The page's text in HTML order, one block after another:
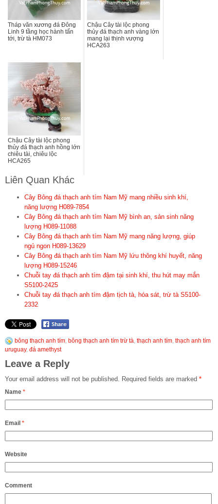
Tháp văn xương đá Đông
Linh 9 tầng học hành tấn
tới, trừ tà HM073
Chậu Cây tài lộc phong
thủy đá thạch anh vàng lớn
mang lại thịnh vượng
HCA263
Chậu Cây tài lộc phong
thủy đá thạch anh hồng lớn
chiêu tài, chiêu lộc
HCA265
Liên Quan Khác
Cây Bông đá thạch anh tím Nam Mỹ mang nhiều sinh khí,
năng lượng H089-7854
Cây Bông đá thạch anh tím Nam Mỹ bình an, sản sinh năng
lượng H089-11088
Cây Bông đá thạch anh tím Nam Mỹ mang năng lượng, giúp
ngủ ngon H089-13629
Cây Bông đá thạch anh tím Nam Mỹ lứu thông khí huyết, năng
lượng H089-15246
Chuỗi tay đá thạch anh tím đậm tại sinh khí, thu hút may mắn
S5100-2425
Chuỗi tay đá thạch anh tím đậm tịch tà, hóa sát, trừ tà S5100-
2332
bông thạch anh tím, bông thạch anh tím trừ tà, thạch anh tím, thạch anh tím
uruguay, đá amethyst
Leave a Reply
Your email address will not be published. Required fields are marked *
Name *
Email *
Website
Comment